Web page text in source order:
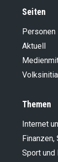
Seiten
Personen
Aktuell
Themen
Internet
Finanzen,
Sport und